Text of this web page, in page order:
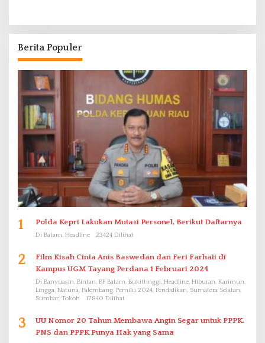
Berita Populer
1 Polda Kepri Lakukan Mutasi Personel, Berikut Daftarnya
Di Batam, Headline 23424 Dilihat
2
Film Kisah Cinta Anis Baswedan dan Feri Farhati di
Kampus UGM Tayang Perdana 1 Februari 2024
Di Banyuasin, Bintan, BP Batam, Bukittinggi, Headline, Hiburan, Karimun,
Lingga, Natuna, Palembang, Pemilu 2024, Pendidikan, Sumatera Selatan,
Sumbar, Tokoh
17840 Dilihat
3
UU Nomor 20 Tahun Membawa Angin Segar untuk PPPK.
PNS dan PPPK Punya Hak yang Sama